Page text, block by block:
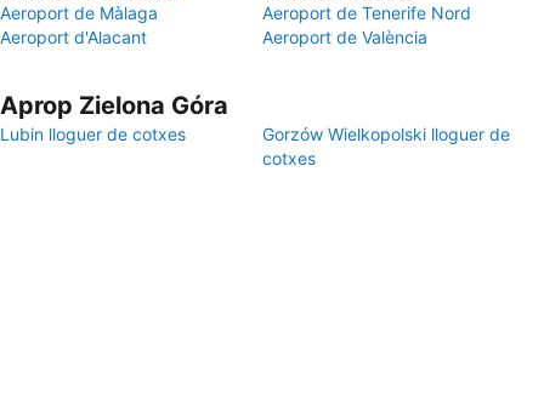
Aeroport de Màlaga
Aeroport de Tenerife Nord
Aeroport d'Alacant
Aeroport de València
Aprop Zielona Góra
Lubin lloguer de cotxes
Gorzów Wielkopolski lloguer de
cotxes